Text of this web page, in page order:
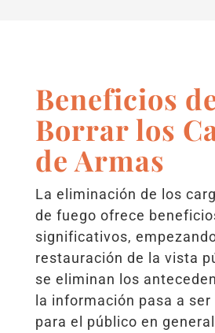
Beneficios
Borrar los
de Armas
La eliminación de los
de fuego ofrece
significativos,
restauración de la vista
se eliminan los
la información pasa a ser
para el público en